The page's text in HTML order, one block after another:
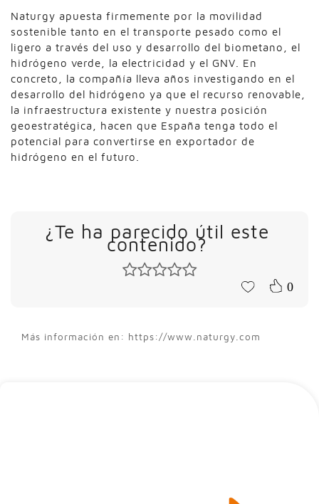
Naturgy apuesta firmemente por la movilidad
sostenible tanto en el transporte pesado como el
ligero a través del uso y desarrollo del biometano, el
hidrógeno verde, la electricidad y el GNV. En
concreto, la compañía lleva años investigando en el
desarrollo del hidrógeno ya que el recurso renovable,
la infraestructura existente y nuestra posición
geoestratégica, hacen que España tenga todo el
potencial para convertirse en exportador de
hidrógeno en el futuro.
¿Te ha parecido útil este
contenido?
0
Más información en: https://www.naturgy.com